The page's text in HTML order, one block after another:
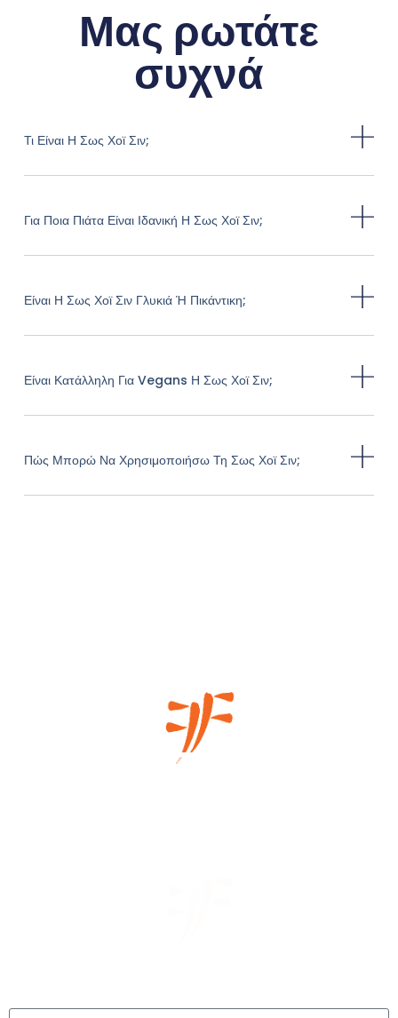
Μας ρωτάτε
συχνά
Τι Είναι Η Σως Χοϊ Σιν;
Για Ποια Πιάτα Είναι Ιδανική Η Σως Χοϊ Σιν;
Είναι Η Σως Χοϊ Σιν Γλυκιά Ή Πικάντικη;
Είναι Κατάλληλη Για Vegans Η Σως Χοϊ Σιν;
Πώς Μπορώ Να Χρησιμοποιήσω Τη Σως Χοϊ Σιν;